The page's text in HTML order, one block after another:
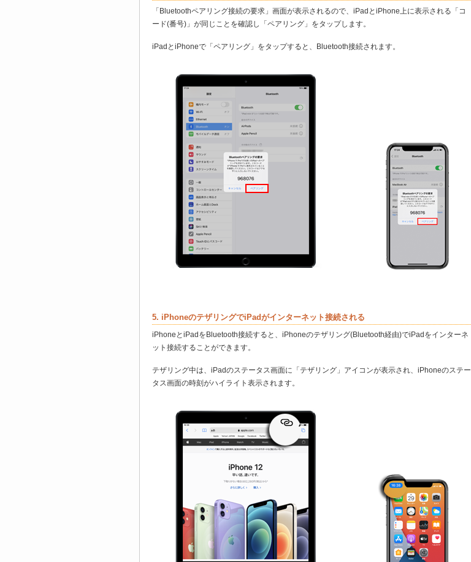
「Bluetoothペアリング接続の要求」画面が表示されるので、iPadとiPhone上に表示される「コ
ード(番号)」が同じことを確認し「ペアリング」をタップします。
iPadとiPhoneで「ペアリング」をタップすると、Bluetooth接続されます。
5. iPhoneのテザリングでiPadがインターネット接続される
iPhoneとiPadをBluetooth接続すると、iPhoneのテザリング(Bluetooth経由)でiPadをインターネ
ット接続することができます。
テザリング中は、iPadのステータス画面に「テザリング」アイコンが表示され、iPhoneのステー
タス画面の時刻がハイライト表示されます。